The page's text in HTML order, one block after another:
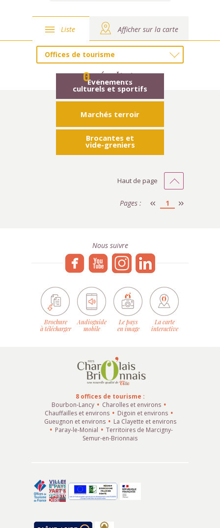
Liste Afficher sur la carte
Offices de tourisme
0résultats
Evénements
culturels et sportifs
Marchés terroir
Brocantes et
vide-greniers
Haut de page
Pages : 1
Nous suivre
Brochure
à télécharger
Audioguide
mobile
Le pays
en image
La carte
interactive
8 offices de tourisme :
Bourbon-Lancy
Charolles et environs
Chauffailles et environs
Digoin et environs
Gueugnon et environs
La Clayette et environs
Paray-le-Monial
Territoires de Marcigny-
Semur-en-Brionnais